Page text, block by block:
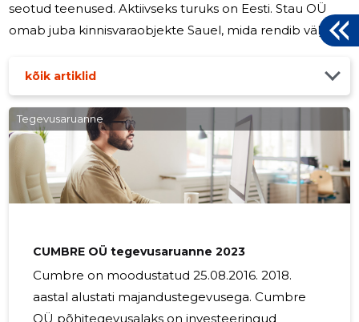
seotud teenused. Aktiivseks turuks on Eesti. Stau OÜ
omab juba kinnisvaraobjekte Sauel, mida rendib välja
Sauel, milledelt teenib renditulu. Korterite rent on
maksuvaba käive. Äripindade rendile lisame
käibemaksu, millest on teavitatud ka maksuametit.
Kinnisvarainvesteeringu omandamise ja arendamise
eesmärk on saada tulu kinnisvaraobjekti kasutusrendi
maksetest või turuväärtuse kasvust,
kõik artiklid
Tegevusaruanne
CUMBRE OÜ tegevusaruanne 2023
Cumbre on moodustatud 25.08.2016. 2018.
aastal alustati majandustegevusega. Cumbre
OÜ põhitegevusalaks on investeeringud